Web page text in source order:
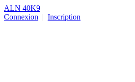
ALN 40K9
Connexion | Inscription